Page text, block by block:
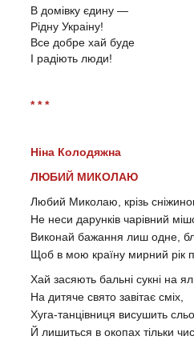
В домівку єдину —
Рідну Украіну!
Все добре хай буде
І радіють люди!
* * *
Ніна Колодяжна
ЛЮБИЙ МИКОЛАЮ
Любий Миколаю, крізь
Не неси дарунків чарівний
Виконай бажання лиш одне,
Щоб в мою країну мирний рік
Хай засяють бальні сукні на
На дитяче свято завітає сміх,
Хуга-танцівниця висушить
Й лишиться в окопах тільки